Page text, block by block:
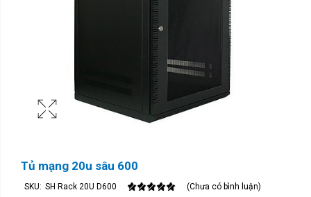
Tủ mạng 20u sâu 600
SKU: SH Rack 20U D600 (Chưa có bình luận)